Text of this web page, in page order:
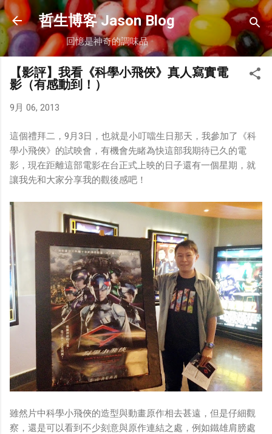
跳到主要內容
哲生博客 Jason Blog
回憶是神奇的調味品
【影評】我看《科學小飛俠》真人寫實電
影（有感動到！）
9月 06, 2013
這個禮拜二，9月3日，也就是小叮噹生日那天，我參加了《科
學小飛俠》的試映會，有機會先睹為快這部我期待已久的電
影，現在距離這部電影在台正式上映的日子還有一個星期，就
讓我先和大家分享我的觀後感吧！
雖然片中科學小飛俠的造型與動畫原作相去甚遠，但是仔細觀
察，還是可以看到不少刻意與原作連結之處，例如鐵雄肩膀處